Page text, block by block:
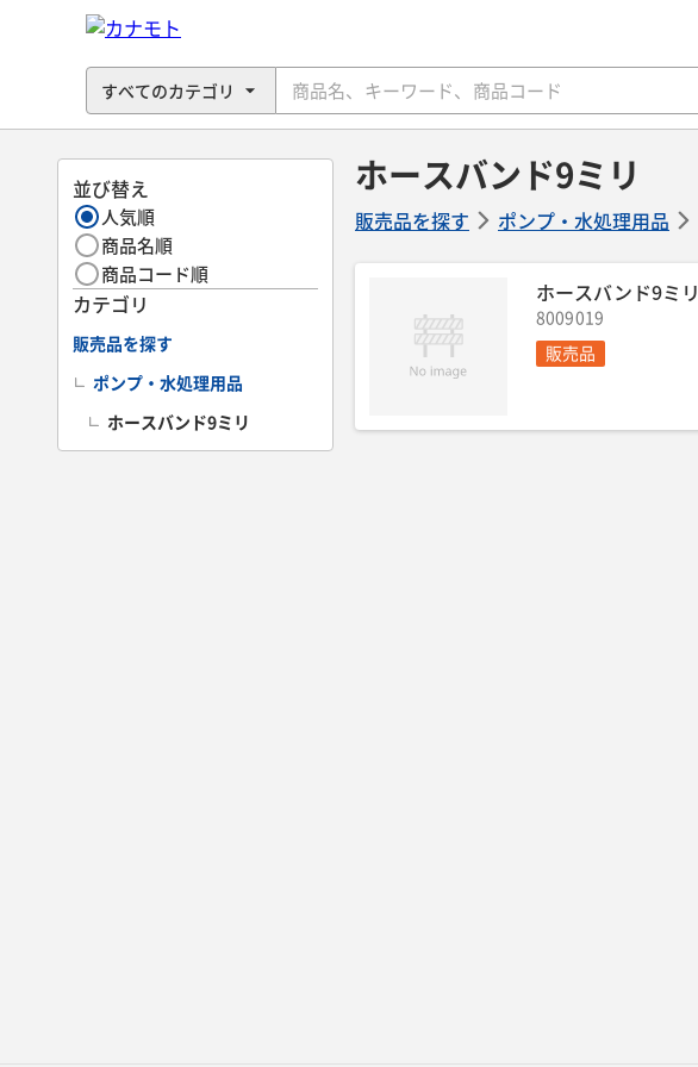
並び替え
人気順
商品名順
商品コード順
カテゴリ
販売品を探す
ポンプ・水処理用品
ホースバンド9ミリ
ホースバンド9ミリ
販売品を探す ポンプ・水処理用品
ホースバンド9ミリ
8009019
販売品